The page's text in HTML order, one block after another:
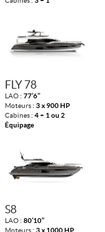
FLY 78
LAO : 77’6’’
Moteurs : 3 x 900 HP
Cabines : 4 + 1 ou 2
Équipage
S8
LAO : 80’10’’
Moteurs : 3 x 1000 HP